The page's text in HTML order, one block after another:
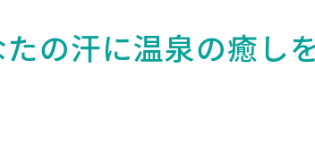
たの汗に温泉の癒し